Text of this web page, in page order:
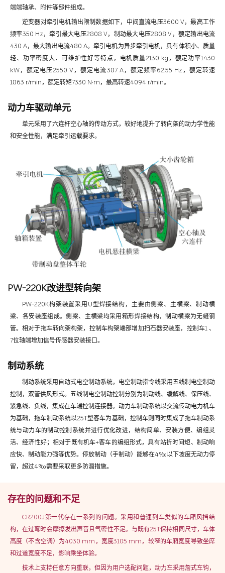
端端轴承、附件等部件组成。
逆变器对牵引电机输出限制数据如下，中间直流电压3600 V，最高工作
频率350 Hz，牵引最大电压2808 V，制动最大电压2808 V，额定输出电流
430 A，最大输出电流480 A。牵引电机为异步牵引电机，具有体积小、质量
轻、功率密度大、可维护性好等特点，电机质量2130 kg，额定功率1430
kW，额定电压2550 V，额定电流387 A，额定频率62.55 Hz，额定转速
1863 r/min，额定转矩7330 N·m，最高转速4094 r/min。
动力车驱动单元
单元采用了六连杆空心轴的传动方式，较好地提升了转向架的动力学性能
和安全性能，满足牵引运载要求。
PW-220K改进型转向架
PW-220K构架装置采用U型焊接结构，主要由侧梁、主横梁、制动横
梁、各安装座组成。侧梁、主横梁均采用箱形焊接结构，制动横梁为无缝钢
管。相对于拖车转向架构架，控制车构架端部增加扫石器安装座，控制车1 、
7位轴端增加信号传感器安装接口。
制动系统
制动系统采用自动式电空制动系统，电空制动指令线采用五线制电空制动
控制，双管供风形式。五线制电空制动控制分别为制动线、缓解线、保压线、
紧急线、负线，集成在车端控制连接器。动力车制动系统以交流传动电力机车
为基础，拖车制动系统以25T型客车为基础，控制车则同时集成了拖车制动系
统与动力车的制动控制系统并进行优化改进，结构简单、安装方便、编组灵
活、经济性好；相对于既有机车+客车的编组形式，具有站折时间短、制动响
应快、制动能力强等优势。停放制动（手制动）能够在4‰以下坡度无动力停
留，超过4‰需要采取更多防溜措施。
存在的问题和不足
CR200J第一代存在一系列的问题。采用和普速列车类似的车厢风挡结
构，在过弯时会摩擦发出声音且气密性不足。与既有25T保持相同尺寸，车体
高度（不含空调）为4030 mm，宽度3105 mm，较窄的车厢宽度导致坐席
和过道宽度不足，影响乘坐体验。
技术上支持任意方向重联，但因为用户选配问题，动力车采用詹式车钩，